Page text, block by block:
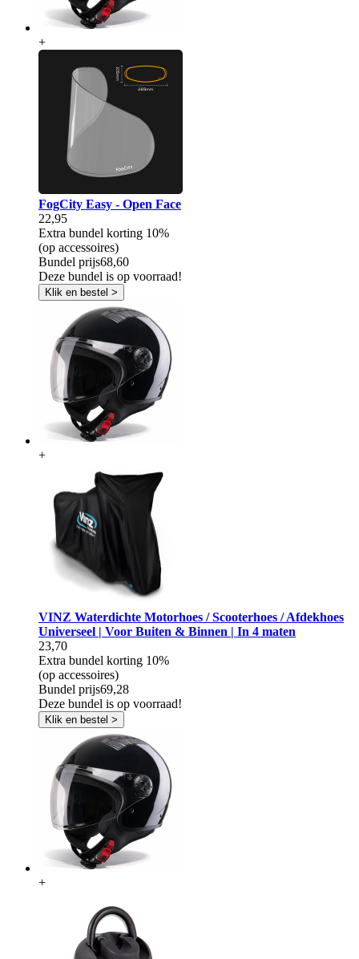
+
FogCity Easy - Open Face
22,95
Extra bundel korting 10%
(op accessoires)
Bundel prijs68,60
Deze bundel is op voorraad!
Klik en bestel >
+
VINZ Waterdichte Motorhoes / Scooterhoes / Afdekhoes
Universeel | Voor Buiten & Binnen | In 4 maten
23,70
Extra bundel korting 10%
(op accessoires)
Bundel prijs69,28
Deze bundel is op voorraad!
Klik en bestel >
+